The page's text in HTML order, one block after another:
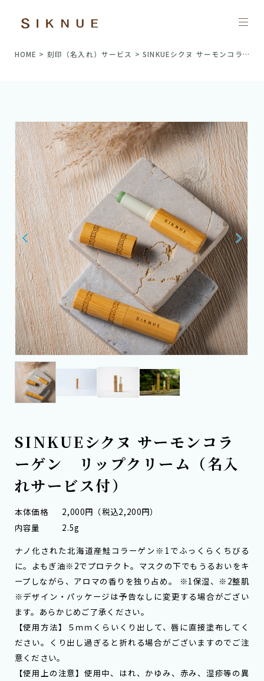
HOME > 刻印（名入れ）サービス > SINKUEシクヌ サーモンコラーゲン リップクリーム（名入れサービス付）
SINKUEシクヌ サーモンコラ
ーゲン リップクリーム（名入
れサービス付）
本体価格
2,000円（税込2,200円）
内容量
2.5g
ナノ化された北海道産鮭コラーゲン※1でふっくらくちびる
に。よもぎ油※2でプロテクト。マスクの下でもうるおいをキ
ープしながら、アロマの香りを独り占め。 ※1保湿、※2整肌
※デザイン・パッケージは予告なしに変更する場合がござい
ます。あらかじめご了承ください。
【使用方法】５ｍｍくらいくり出して、唇に直接塗布してく
ださい。くり出し過ぎると折れる場合がございますのでご注
意ください。
【使用上の注意】使用中、はれ、かゆみ、赤み、湿疹等の異